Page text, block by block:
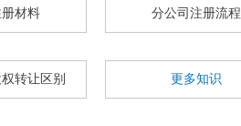
材料 分公司注册流程
转让区别 更多知识